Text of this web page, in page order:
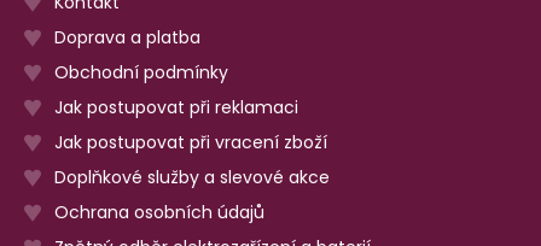
Doprava a platba
Obchodní podmínky
Jak postupovat při reklamaci
Jak postupovat při vracení zboží
Doplňkové služby a slevové akce
Ochrana osobních údajů